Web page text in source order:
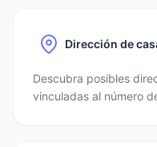
Dirección de
Descubra posibles
vinculadas al número